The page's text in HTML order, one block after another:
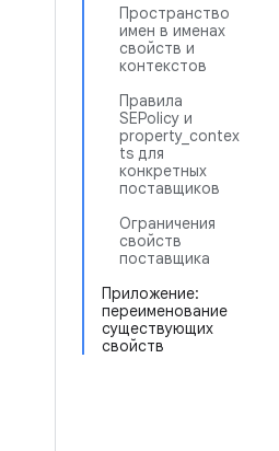
Пространство
имен в именах
свойств и
контекстов
Правила
SEPolicy и
property_contex
ts для
конкретных
поставщиков
Ограничения
свойств
поставщика
Приложение:
переименование
существующих
свойств